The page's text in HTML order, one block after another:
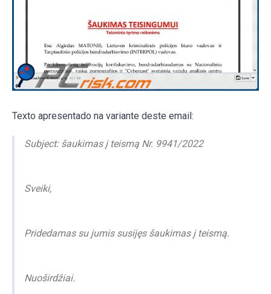
Texto apresentado na variante deste email:
Subject: šaukimas į teismą Nr. 9941/2022
Sveiki,
Pridedamas su jumis susijęs šaukimas į teismą.
Nuoširdžiai.